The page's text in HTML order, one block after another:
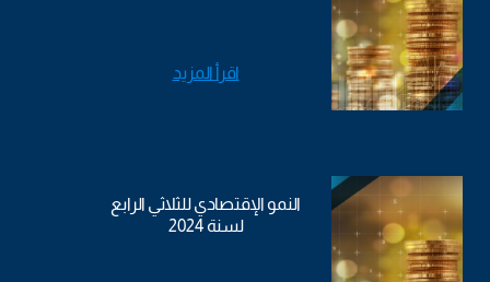
اقرأ المزيد
النمو الإقتصادي للثلاثي الرابع
لسنة 2024